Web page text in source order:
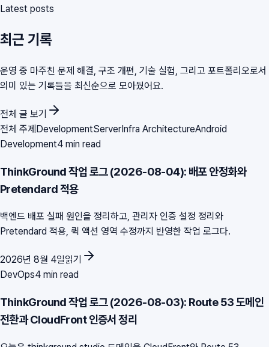
Latest posts
최근 기록
운영 중 마주친 문제 해결, 구조 개편, 기술 실험, 그리고 포트폴리오로서
의미 있는 기록들을 최신순으로 모아뒀어요.
전체 글 보기
전체 주제DevelopmentServerInfra ArchitectureAndroid
Development4 min read
ThinkGround 작업 로그 (2026-08-04): 배포 안정화와
Pretendard 적용
백엔드 배포 실패 원인을 정리하고, 관리자 인증 설정 정리와
Pretendard 적용, 퀵 액션 영역 수정까지 반영한 작업 로그다.
2026년 8월 4일읽기
DevOps4 min read
ThinkGround 작업 로그 (2026-08-03): Route 53 도메인
전환과 CloudFront 인증서 정리